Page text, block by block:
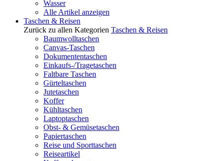
Wasser
Alle Artikel anzeigen
Taschen & Reisen
Zurück zu allen Kategorien Taschen & Reisen
Baumwolltaschen
Canvas-Taschen
Dokumententaschen
Einkaufs-/Tragetaschen
Faltbare Taschen
Gürteltaschen
Jutetaschen
Koffer
Kühltaschen
Laptoptaschen
Obst- & Gemüsetaschen
Papiertaschen
Reise und Sporttaschen
Reiseartikel